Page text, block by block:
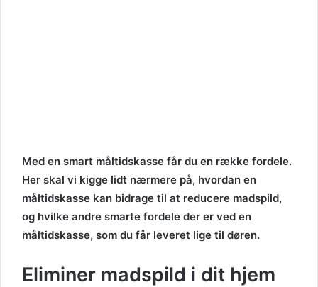
Med en smart måltidskasse får du en række fordele.
Her skal vi kigge lidt nærmere på, hvordan en
måltidskasse kan bidrage til at reducere madspild,
og hvilke andre smarte fordele der er ved en
måltidskasse, som du får leveret lige til døren.
Eliminer madspild i dit hjem